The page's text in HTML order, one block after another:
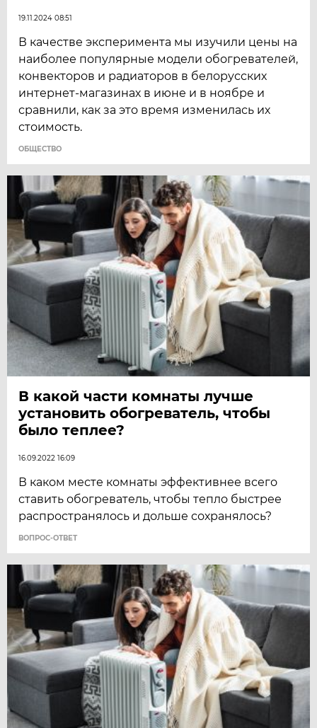
19.11.2024 08:51
В качестве эксперимента мы изучили цены на
наиболее популярные модели обогревателей,
конвекторов и радиаторов в белорусских
интернет-магазинах в июне и в ноябре и
сравнили, как за это время изменилась их
стоимость.
ОБЩЕСТВО
В какой части комнаты лучше
установить обогреватель, чтобы
было теплее?
16.09.2022 16:09
В каком месте комнаты эффективнее всего
ставить обогреватель, чтобы тепло быстрее
распространялось и дольше сохранялось?
ВОПРОС-ОТВЕТ